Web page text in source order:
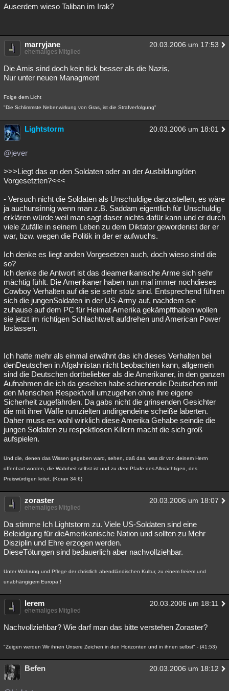
Auserdem wieso Taliban im Irak?
marryjane 20.03.2006 um 17:53
ehemaliges Mitglied
Die Amis sind doch kein tick besser als die Nazis,
Nur unter neuen Managment
Folge dem Licht
"Die Schlimmste Nebenwirkung von Gras, ist die Strafverfolgung"
Lightstorm 20.03.2006 um 18:01
@jever
>>>Liegt das an den Soldaten oder an der Ausbildung/den
Vorgesetzten?<<<
- Versuch nicht die Soldaten als Unschuldige darzustellen, es wäre
ja auchunsinnig wenn man z.B. Saddam eigentlich für Unschuldig
erklären würde weil man sagt daser nichts dafür kann und er durch
viele Zufälle in seinem Leben zu dem Diktator gewordenist der er
war, bzw. wegen die Politik in der er aufwuchs.
Ich denke es liegt anden Vorgesetzen auch, doch wieso sind die
so?
Ich denke die Antwort ist das dieamerikanische Arme sich sehr
mächtig fühlt. Die Amerikaner haben nun mal immer nochdieses
Cowboy Verhalten auf die sie sehr stolz sind. Entsprechend führen
sich die jungenSoldaten in der US-Army auf, nachdem sie
zuhause auf dem PC für Heimat Amerika gekämpfthaben wollen
sie jetzt im richtigen Schlachtwelt aufdrehen und American Power
loslassen.
Ich hatte mehr als einmal erwähnt das ich dieses Verhalten bei
denDeutschen in Afgahnistan nicht beobachten kann, allgemein
sind die Deutschen dortbeliebter als die Amerikaner, in den ganzen
Aufnahmen die ich da gesehen habe schienendie Deutschen mit
den Menschen Respektvoll umzugehen ohne ihre eigene
Sicherheit zugefährden. Da gabs nicht die grinsenden Gesichter
die mit ihrer Waffe rumzielten undirgendeine scheiße laberten.
Daher muss es wohl wirklich diese Amerika Gehabe seindie die
jungen Soldaten zu respektlosen Killern macht die sich groß
aufspielen.
Und die, denen das Wissen gegeben ward, sehen, daß das, was dir von deinem Herrn
offenbart worden, die Wahrheit selbst ist und zu dem Pfade des Allmächtigen, des
Preiswürdigen leitet. (Koran 34:6)
zoraster 20.03.2006 um 18:07
ehemaliges Mitglied
Da stimme Ich Lightstorm zu. Viele US-Soldaten sind eine
Beleidigung für dieAmerikanische Nation und sollten zu Mehr
Disziplin und Ehre erzogen werden.
DieseTötungen sind bedauerlich aber nachvollziehbar.
Unter Wahrung und Pflege der christlich abendländischen Kultur, zu einem freiem und
unabhängigem Europa !
lerem 20.03.2006 um 18:11
ehemaliges Mitglied
Nachvollziehbar? Wie darf man das bitte verstehen Zoraster?
"Zeigen werden Wir ihnen Unsere Zeichen in den Horizonten und in ihnen selbst" - (41:53)
Befen 20.03.2006 um 18:12